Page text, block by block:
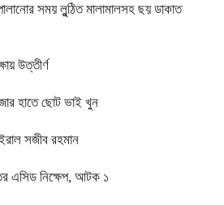
সময় লুন্ঠিত মালামালসহ ছয় ডাকাত
উত্তীর্ণ
হাতে ছোট ভাই খুন
সজীব রহমান
এসিড নিক্ষেপ, আটক ১